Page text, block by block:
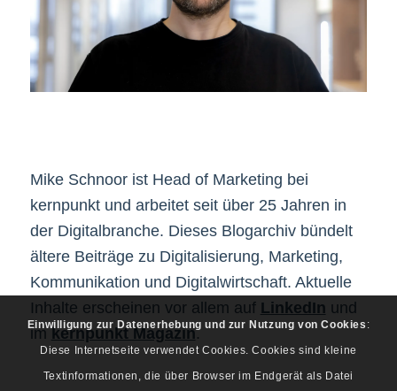
Mike Schnoor ist Head of Marketing bei
kernpunkt und arbeitet seit über 25 Jahren in
der Digitalbranche. Dieses Blogarchiv bündelt
ältere Beiträge zu Digitalisierung, Marketing,
Kommunikation und Digitalwirtschaft. Aktuelle
Inhalte erscheinen vor allem auf LinkedIn und
imkernpunkt Magazin.
Einwilligung zur Datenerhebung und zur Nutzung von Cookies :
Diese Internetseite verwendet Cookies. Cookies sind kleine
Textinformationen, die über Browser im Endgerät als Datei